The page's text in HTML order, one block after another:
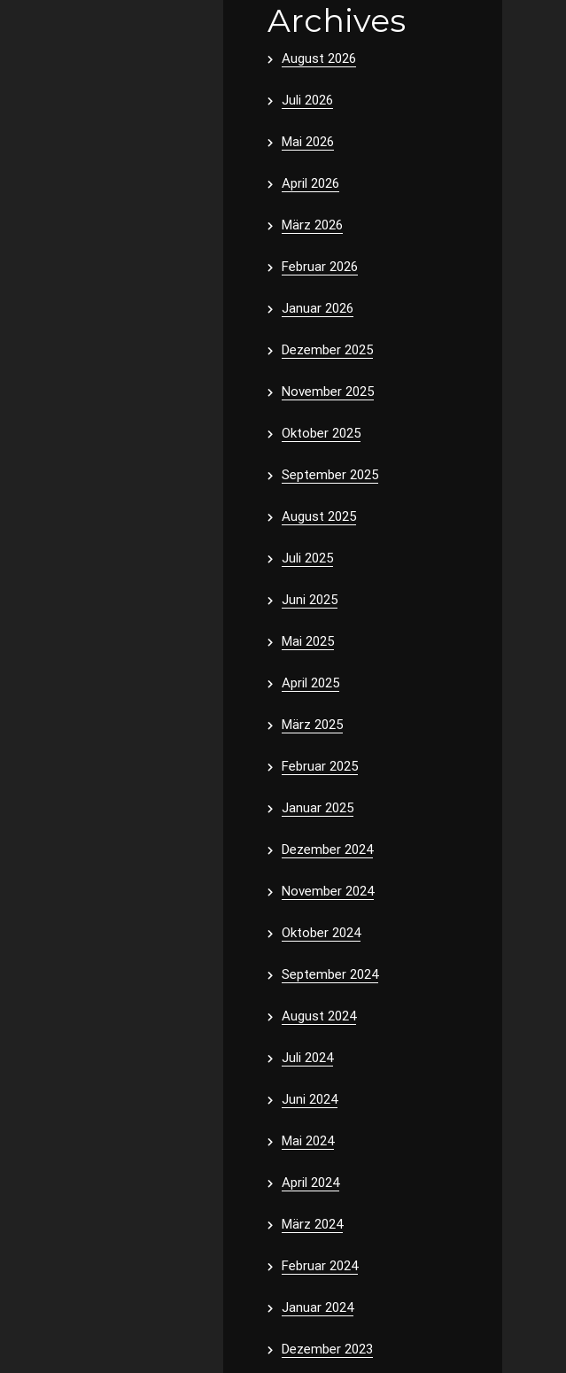
Archives
August 2026
Juli 2026
Mai 2026
April 2026
März 2026
Februar 2026
Januar 2026
Dezember 2025
November 2025
Oktober 2025
September 2025
August 2025
Juli 2025
Juni 2025
Mai 2025
April 2025
März 2025
Februar 2025
Januar 2025
Dezember 2024
November 2024
Oktober 2024
September 2024
August 2024
Juli 2024
Juni 2024
Mai 2024
April 2024
März 2024
Februar 2024
Januar 2024
Dezember 2023